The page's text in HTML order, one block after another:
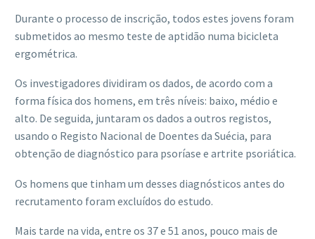
Durante o processo de inscrição, todos estes jovens foram
submetidos ao mesmo teste de aptidão numa bicicleta
ergométrica.
Os investigadores dividiram os dados, de acordo com a
forma física dos homens, em três níveis: baixo, médio e
alto. De seguida, juntaram os dados a outros registos,
usando o Registo Nacional de Doentes da Suécia, para
obtenção de diagnóstico para psoríase e artrite psoriática.
Os homens que tinham um desses diagnósticos antes do
recrutamento foram excluídos do estudo.
Mais tarde na vida, entre os 37 e 51 anos, pouco mais de